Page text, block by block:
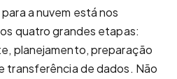
a nuvem está nos
quatro grandes etapas:
planejamento, preparação
transferência de dados. Não